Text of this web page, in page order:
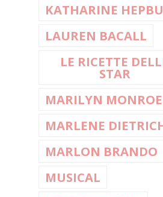
KATHARINE
LAUREN BACALL
LE RICETTE
STAR
MARILYN MONROE
MARLENE
MARLON BRANDO
MUSICAL